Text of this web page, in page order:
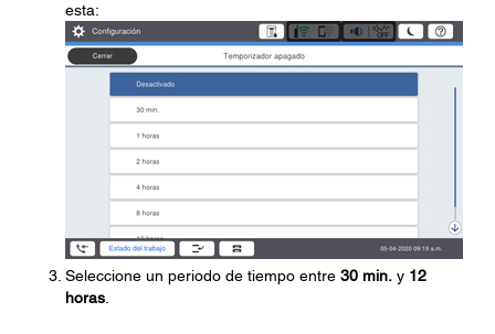
esta:
Seleccione un periodo de tiempo entre 30 min. y 12
horas